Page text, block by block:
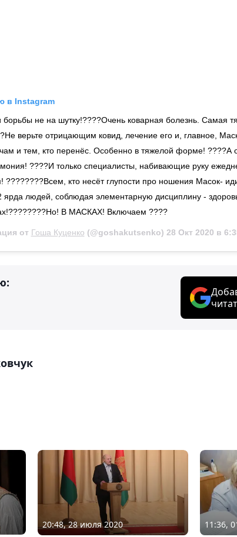
в Instagram
не на шутку!????Очень коварная болезнь. Самая
верьте отрицающим ковид, лечение его и, главное,
и тем, кто перенёс. Особенно в тяжелой форме! ????А
????И только специалисты, набивающие руку
????????Всем, кто несёт глупости про ношения Масок-
ярда людей, соблюдая элементарную дисциплину -
В МАСКАХ! Включаем ????
от Гоша Куценко (@goshakutsenko) 28 Окт 2020 в
20:48, 28 июля 2020 11:36,